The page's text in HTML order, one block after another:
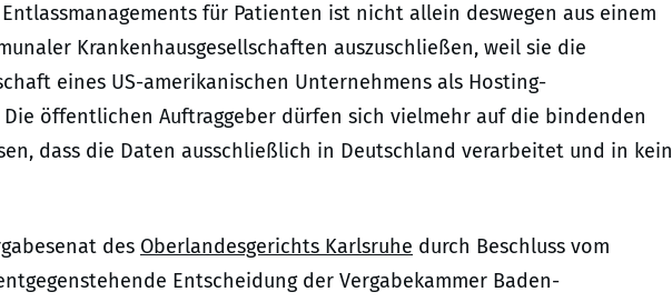
für Patienten ist nicht allein deswegen aus einem
Krankenhausgesellschaften auszuschließen, weil sie die
eines US-amerikanischen Unternehmens als Hosting-
öffentlichen Auftraggeber dürfen sich vielmehr auf die bindenden
dass die Daten ausschließlich in Deutschland verarbeitet und in kein
des Oberlandesgerichts Karlsruhe durch Beschluss vom
Entscheidung der Vergabekammer Baden-